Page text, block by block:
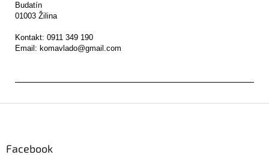
Budatín
01003 Žilina
Kontakt: 0911 349 190
Facebook